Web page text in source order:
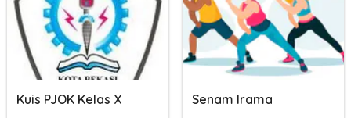
Kuis PJOK Kelas X Senam Irama